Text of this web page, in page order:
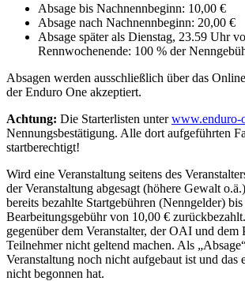
Absage bis Nachnennbeginn: 10,00 €
Absage nach Nachnennbeginn: 20,00 €
Absage später als Dienstag, 23.59 Uhr
Rennwochenende: 100 % der
Absagen werden ausschließlich über das
der Enduro One akzeptiert.
Achtung: Die Starterlisten unterwww.enduro-
Nennungsbestätigung. Alle dort aufgeführten
startberechtigt!
Wird eine Veranstaltung seitens des
der Veranstaltung abgesagt (höhere Gewalt
bereits bezahlte Startgebühren (Nenngelder)
Bearbeitungsgebühr von 10,00 €
gegenüber dem Veranstalter, der OAI und dem
Teilnehmer nicht geltend machen. Als
Veranstaltung noch nicht aufgebaut ist und das
nicht begonnen hat.